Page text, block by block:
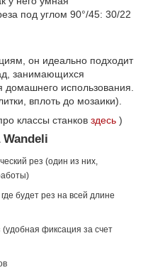
под углом 90°/45: 30/22
он идеально подходит
занимающихся
домашнего использования.
вплоть до мозаики).
классы станков здесь )
рез (один из них,
будет рез на всей длине
фиксация за счет